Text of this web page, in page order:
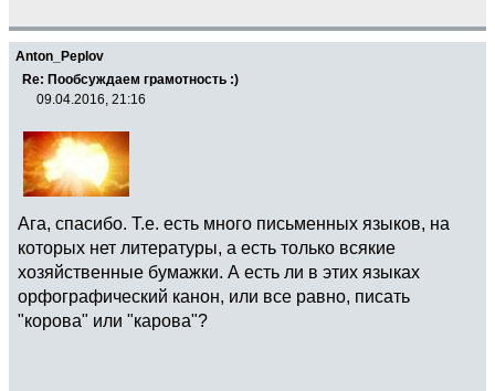
Anton_Peplov
Re: Пообсуждаем грамотность :)
09.04.2016, 21:16
Ага, спасибо. Т.е. есть много письменных языков, на
которых нет литературы, а есть только всякие
хозяйственные бумажки. А есть ли в этих языках
орфографический канон, или все равно, писать
"корова" или "карова"?